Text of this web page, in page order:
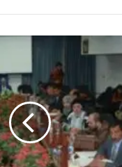
حضانة
خطأ